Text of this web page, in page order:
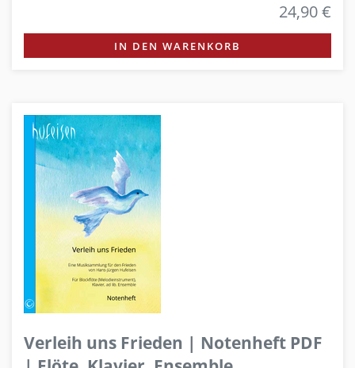
24,90 €
IN DEN WARENKORB
Verleih uns Frieden | Notenheft PDF